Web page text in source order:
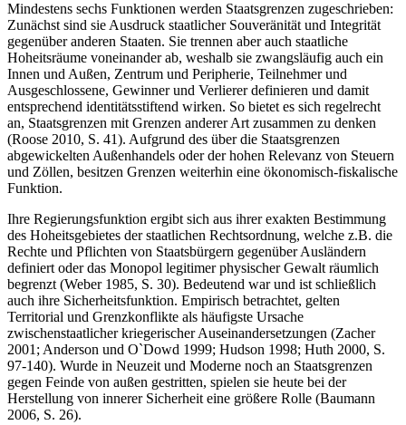
Mindestens sechs Funktionen werden Staatsgrenzen zugeschrieben:
Zunächst sind sie Ausdruck staatlicher Souveränität und Integrität
gegenüber anderen Staaten. Sie trennen aber auch staatliche
Hoheitsräume voneinander ab, weshalb sie zwangsläufig auch ein
Innen und Außen, Zentrum und Peripherie, Teilnehmer und
Ausgeschlossene, Gewinner und Verlierer definieren und damit
entsprechend identitätsstiftend wirken. So bietet es sich regelrecht
an, Staatsgrenzen mit Grenzen anderer Art zusammen zu denken
(Roose 2010, S. 41). Aufgrund des über die Staatsgrenzen
abgewickelten Außenhandels oder der hohen Relevanz von Steuern
und Zöllen, besitzen Grenzen weiterhin eine ökonomisch-fiskalische
Funktion.
Ihre Regierungsfunktion ergibt sich aus ihrer exakten Bestimmung
des Hoheitsgebietes der staatlichen Rechtsordnung, welche z.B. die
Rechte und Pflichten von Staatsbürgern gegenüber Ausländern
definiert oder das Monopol legitimer physischer Gewalt räumlich
begrenzt (Weber 1985, S. 30). Bedeutend war und ist schließlich
auch ihre Sicherheitsfunktion. Empirisch betrachtet, gelten
Territorial und Grenzkonflikte als häufigste Ursache
zwischenstaatlicher kriegerischer Auseinandersetzungen (Zacher
2001; Anderson und O`Dowd 1999; Hudson 1998; Huth 2000, S.
97-140). Wurde in Neuzeit und Moderne noch an Staatsgrenzen
gegen Feinde von außen gestritten, spielen sie heute bei der
Herstellung von innerer Sicherheit eine größere Rolle (Baumann
2006, S. 26).